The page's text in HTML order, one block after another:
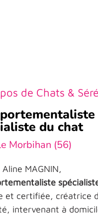
de Chats &
du chat
Morbihan (56)
Aline MAGNIN,
et certifiée, créatrice
intervenant à